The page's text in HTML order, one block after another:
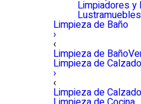
Limpiadores y
Lustramuebles
Limpieza de Baño
›
‹
Limpieza de Baño
Limpieza de Calzado
›
‹
Limpieza de Calzado